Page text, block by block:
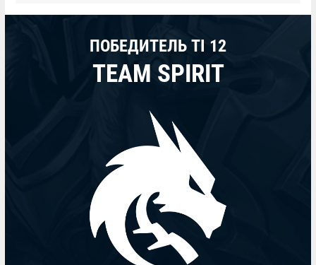
ПОБЕДИТЕЛЬ TI 12
TEAM SPIRIT